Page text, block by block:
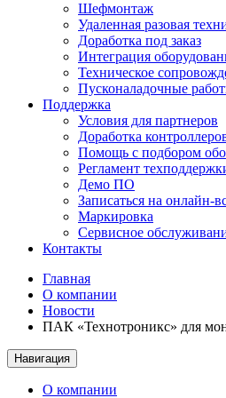
Шефмонтаж
Удаленная разовая
Доработка под заказ
Интеграция
Техническое
Пусконаладочные
Поддержка
Условия для партнеров
Доработка
Помощь с подбором
Регламент
Демо ПО
Записаться на онлайн-
Маркировка
Сервисное
Контакты
Главная
О компании
Новости
ПАК «Технотроникс» для
Навигация
О компании